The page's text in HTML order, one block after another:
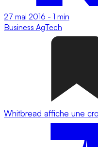
27 mai 2016 - 1 min
Business AgTech
Whitbread affiche une